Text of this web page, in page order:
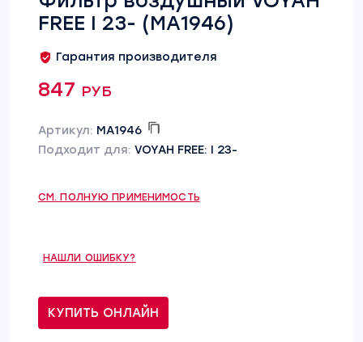
FREE I 23- (MA1946)
Гарантия производителя
847 руб
Артикул: MA1946
Подходит для: VOYAH FREE: I 23-
СМ. ПОЛНУЮ ПРИМЕНИМОСТЬ
НАШЛИ ОШИБКУ?
КУПИТЬ ОНЛАЙН